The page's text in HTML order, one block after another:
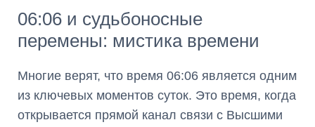
06:06 и судьбоносные
перемены: мистика времени
Многие верят, что время 06:06 является одним
из ключевых моментов суток. Это время, когда
открывается прямой канал связи с Высшими